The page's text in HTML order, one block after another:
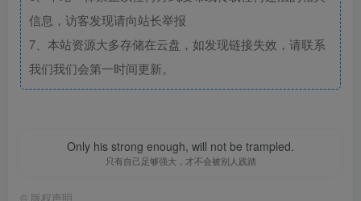
信息，访客发现请向站长举报
7、本站资源大多存储在云盘，如发现链接失效，请联系
我们我们会第一时间更新。
Only his strong enough, will not be trampled.
只有自己足够强大，才不会被别人践踏
© 版权声明